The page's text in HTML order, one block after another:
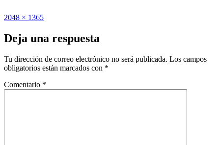
Publicado
Tamaño
2048 × 1365
Deja una respuesta
Tu dirección de correo electrónico no será publicada. Los campos
obligatorios están marcados con *
Comentario *